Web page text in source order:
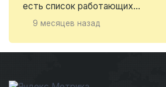
есть список работающих...
9 месяцев назад